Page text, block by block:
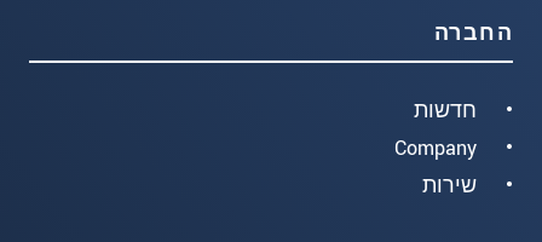
החברה
חדשות
Company
שירות